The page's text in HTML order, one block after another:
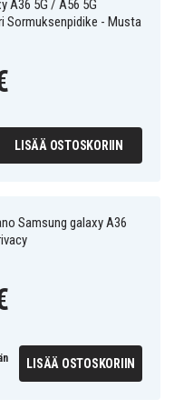
A36 5G / A56 5G
Sormuksenpidike - Musta
LISÄÄ OSTOSKORIIN
Samsung galaxy A36
LISÄÄ OSTOSKORIIN